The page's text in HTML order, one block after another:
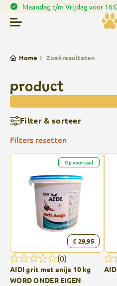
16:00 besteld, vandaag
Home Zoekresultaten
product
Filter & sorteer
Filters resetten
Op voorraad
€ 29,95
(0)
AIDI grit met anijs 10 kg
WORD ONDER EIGEN